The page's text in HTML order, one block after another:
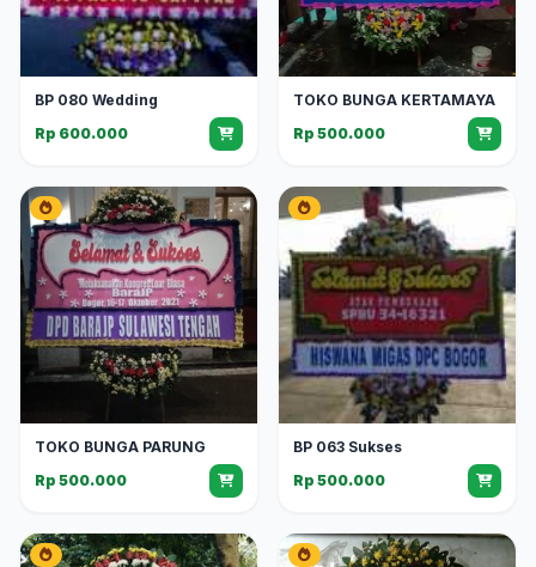
BP 080 Wedding
Rp 600.000
TOKO BUNGA KERTAMAYA
Rp 500.000
TOKO BUNGA PARUNG
Rp 500.000
BP 063 Sukses
Rp 500.000